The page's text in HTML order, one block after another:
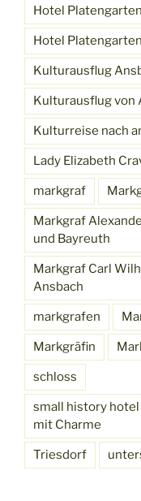
Hotel Platengarten
Hotel
Kulturausflug
Kulturausflug von
Kulturreise nach
Lady Elizabeth
markgraf
Markgraf
und Bayreuth
Markgraf Carl
Ansbach
markgrafen
Markgräfin
schloss
small history
mit Charme
Triesdorf